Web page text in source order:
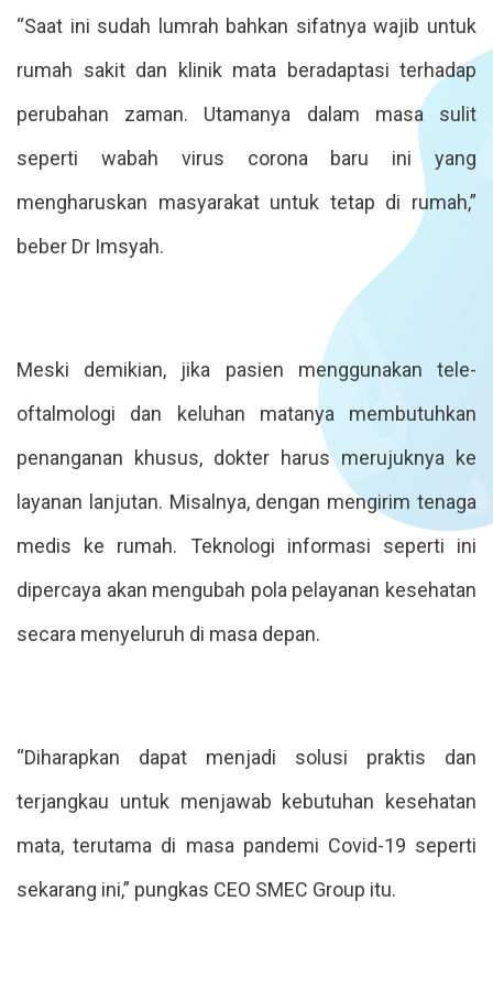
“Saat ini sudah lumrah bahkan sifatnya wajib untuk
rumah sakit dan klinik mata beradaptasi terhadap
perubahan zaman. Utamanya dalam masa sulit
seperti wabah virus corona baru ini yang
mengharuskan masyarakat untuk tetap di rumah,”
beber Dr Imsyah.
Meski demikian, jika pasien menggunakan tele-
oftalmologi dan keluhan matanya membutuhkan
penanganan khusus, dokter harus merujuknya ke
layanan lanjutan. Misalnya, dengan mengirim tenaga
medis ke rumah. Teknologi informasi seperti ini
dipercaya akan mengubah pola pelayanan kesehatan
secara menyeluruh di masa depan.
“Diharapkan dapat menjadi solusi praktis dan
terjangkau untuk menjawab kebutuhan kesehatan
mata, terutama di masa pandemi Covid-19 seperti
sekarang ini,” pungkas CEO SMEC Group itu.